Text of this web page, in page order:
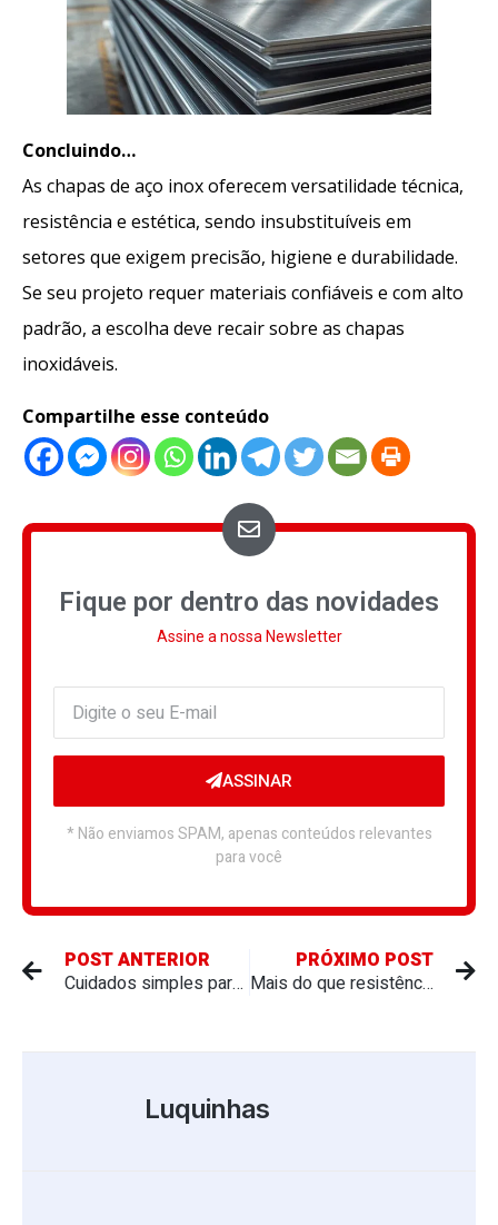
Concluindo…
As chapas de aço inox oferecem versatilidade técnica,
resistência e estética, sendo insubstituíveis em
setores que exigem precisão, higiene e durabilidade.
Se seu projeto requer materiais confiáveis e com alto
padrão, a escolha deve recair sobre as chapas
inoxidáveis.
Compartilhe esse conteúdo
Fique por dentro das novidades
Assine a nossa Newsletter
ASSINAR
* Não enviamos SPAM, apenas conteúdos relevantes
para você
POST ANTERIOR
Cuidados simples para suas facas inox
PRÓXIMO POST
Mais do que resistência: o inox também protege a saúde
Luquinhas